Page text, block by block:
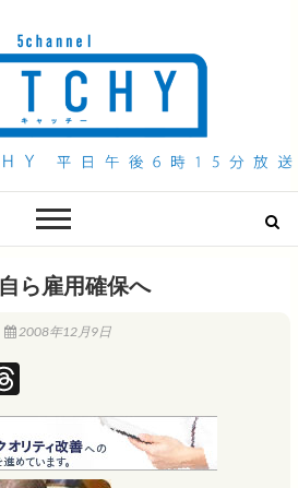
Headline
ら雇用確保へ
2008年12月9日
h
r
e